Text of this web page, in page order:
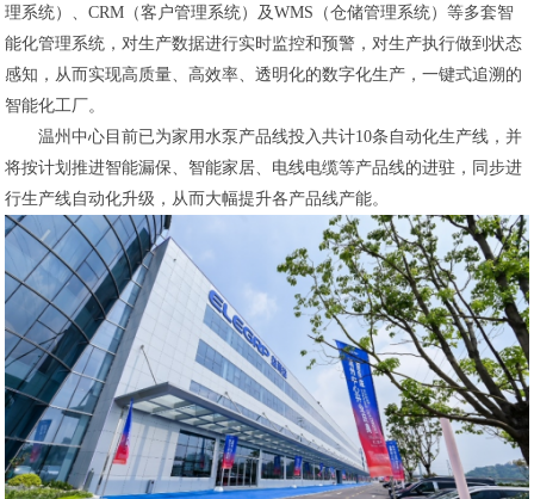
理系统）、CRM（客户管理系统）及WMS（仓储管理系统）等多套智
能化管理系统，对生产数据进行实时监控和预警，对生产执行做到状态
感知，从而实现高质量、高效率、透明化的数字化生产，一键式追溯的
智能化工厂。
温州中心目前已为家用水泵产品线投入共计10条自动化生产线，并
将按计划推进智能漏保、智能家居、电线电缆等产品线的进驻，同步进
行生产线自动化升级，从而大幅提升各产品线产能。